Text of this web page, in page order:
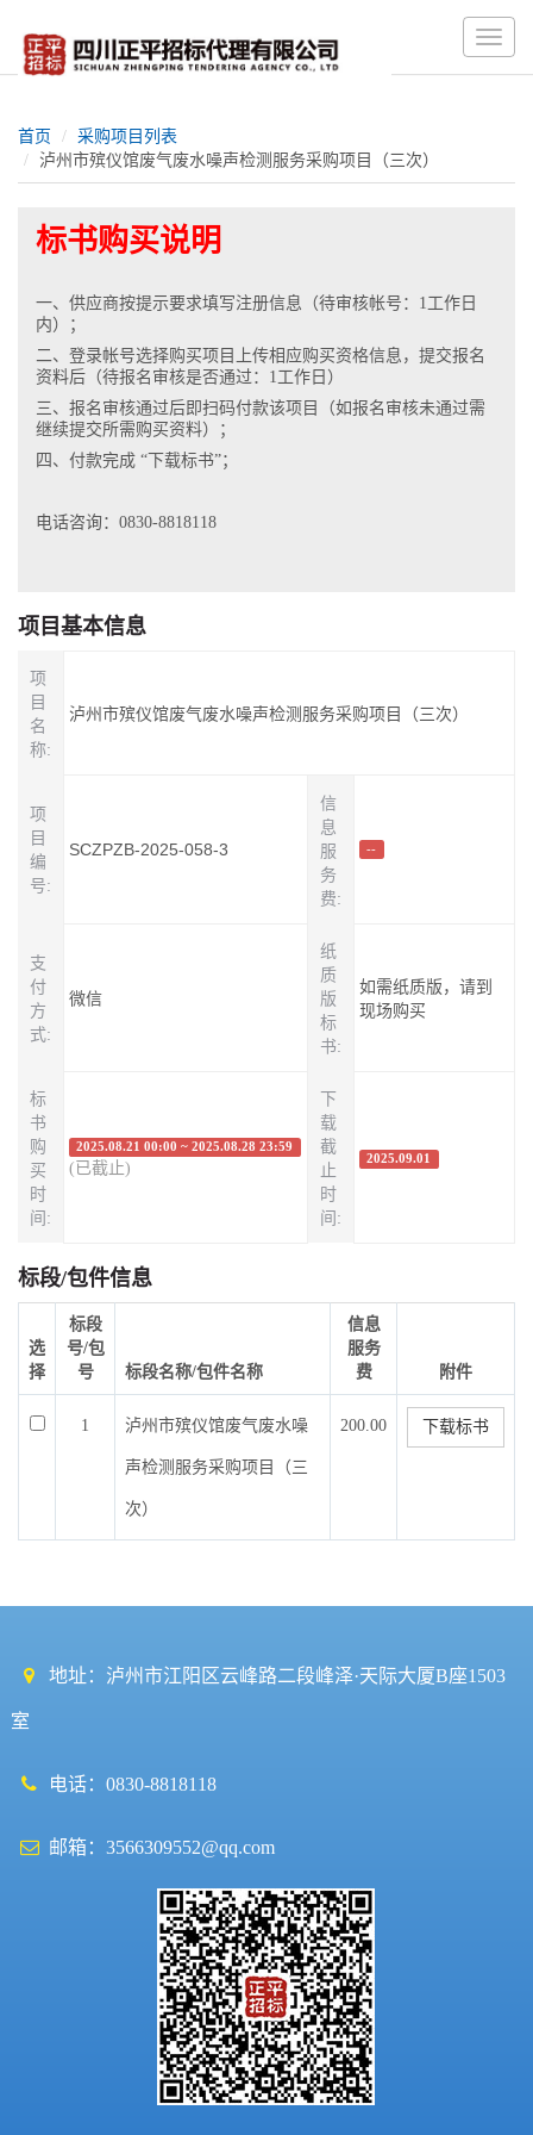
Toggle
首页
采购项目列表
泸州市殡仪馆废气废水噪声检测服务采购项目（三次）
标书购买说明
一、供应商按提示要求填写注册信息（待审核帐号：1工作日
内）；
二、登录帐号选择购买项目上传相应购买资格信息，提交报名
资料后（待报名审核是否通过：1工作日）
三、报名审核通过后即扫码付款该项目（如报名审核未通过需
继续提交所需购买资料）；
四、付款完成 “下载标书”；
电话咨询：0830-8818118
项目基本信息
项
目
名
称:
泸州市殡仪馆废气废水噪声检测服务采购项目（三次）
项
目
编
号:
SCZPZB-2025-058-3
信
息
服
务
费:
--
支
付
方
式:
微信
纸
质
版
标
书:
如需纸质版，请到
现场购买
标
书
购
买
时
间:
2025.08.21 00:00 ~ 2025.08.28 23:59
(已截止)
下
载
截
止
时
间:
2025.09.01
标段/包件信息
选
择
标段
号/包
号
标段名称/包件名称
信息
服务
费
附件
1 泸州市殡仪馆废气废水噪
声检测服务采购项目（三
次）
200.00 下载标书
地址：泸州市江阳区云峰路二段峰泽·天际大厦B座1503
室
电话：0830-8818118
邮箱：3566309552@qq.com